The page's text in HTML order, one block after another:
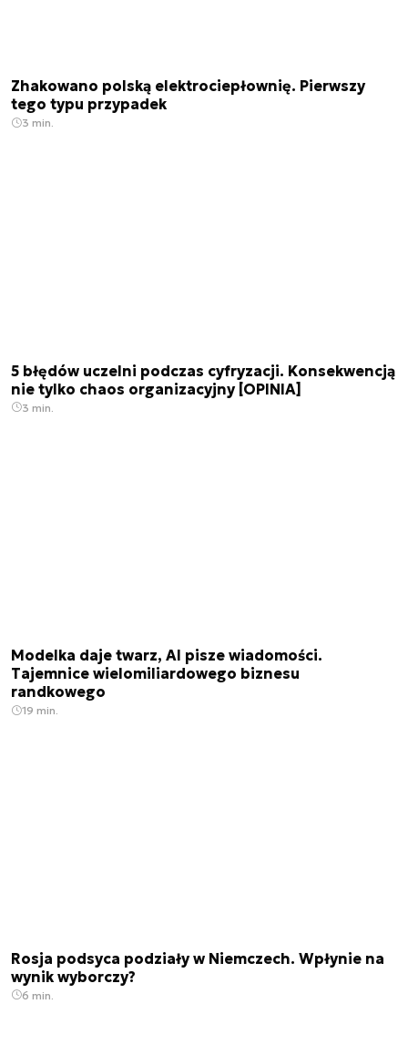
Zhakowano polską elektrociepłownię. Pierwszy
tego typu przypadek
3 min.
5 błędów uczelni podczas cyfryzacji. Konsekwencją
nie tylko chaos organizacyjny [OPINIA]
3 min.
Modelka daje twarz, AI pisze wiadomości.
Tajemnice wielomiliardowego biznesu
randkowego
19 min.
Rosja podsyca podziały w Niemczech. Wpłynie na
wynik wyborczy?
6 min.